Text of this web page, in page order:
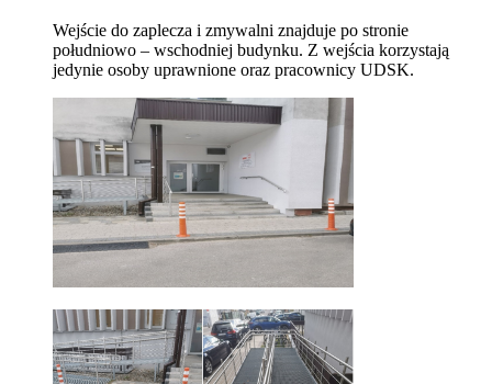
Wejście do zaplecza i zmywalni znajduje po stronie
południowo – wschodniej budynku. Z wejścia korzystają
jedynie osoby uprawnione oraz pracownicy UDSK.